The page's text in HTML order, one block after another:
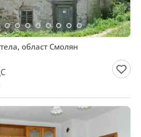
област Смолян